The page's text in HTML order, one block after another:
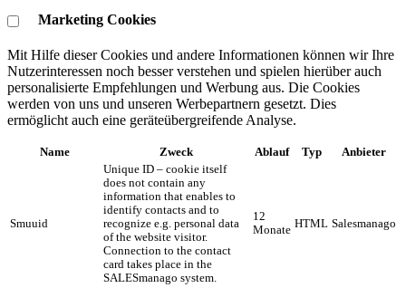
Marketing Cookies
Mit Hilfe dieser Cookies und andere Informationen können wir Ihre
Nutzerinteressen noch besser verstehen und spielen hierüber auch
personalisierte Empfehlungen und Werbung aus. ​Die Cookies
werden von uns und unseren Werbepartnern gesetzt. Dies
ermöglicht auch eine geräteübergreifende Analyse.
Name Zweck Ablauf Typ Anbieter
Smuuid
Unique ID – cookie itself
does not contain any
information that enables to
identify contacts and to
recognize e.g. personal data
of the website visitor.
Connection to the contact
card takes place in the
SALESmanago system.
12
Monate HTML Salesmanago